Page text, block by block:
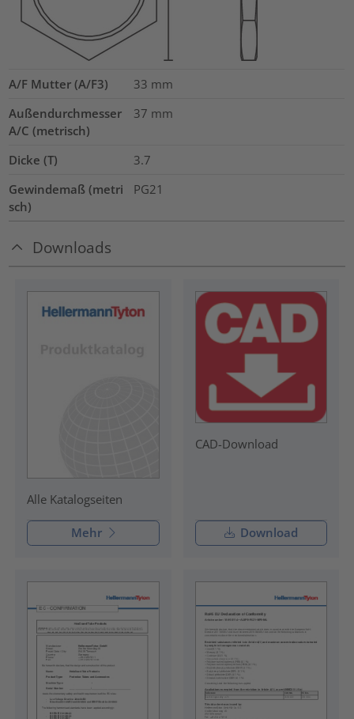
A/F Mutter (A/F3) 33 mm
Außendurchmesser
A/C (metrisch)
37 mm
Dicke (T)
3.7
Gewindemaß (metri
sch)
PG21
Downloads
Alle Katalogseiten
Mehr
CAD-Download
Download